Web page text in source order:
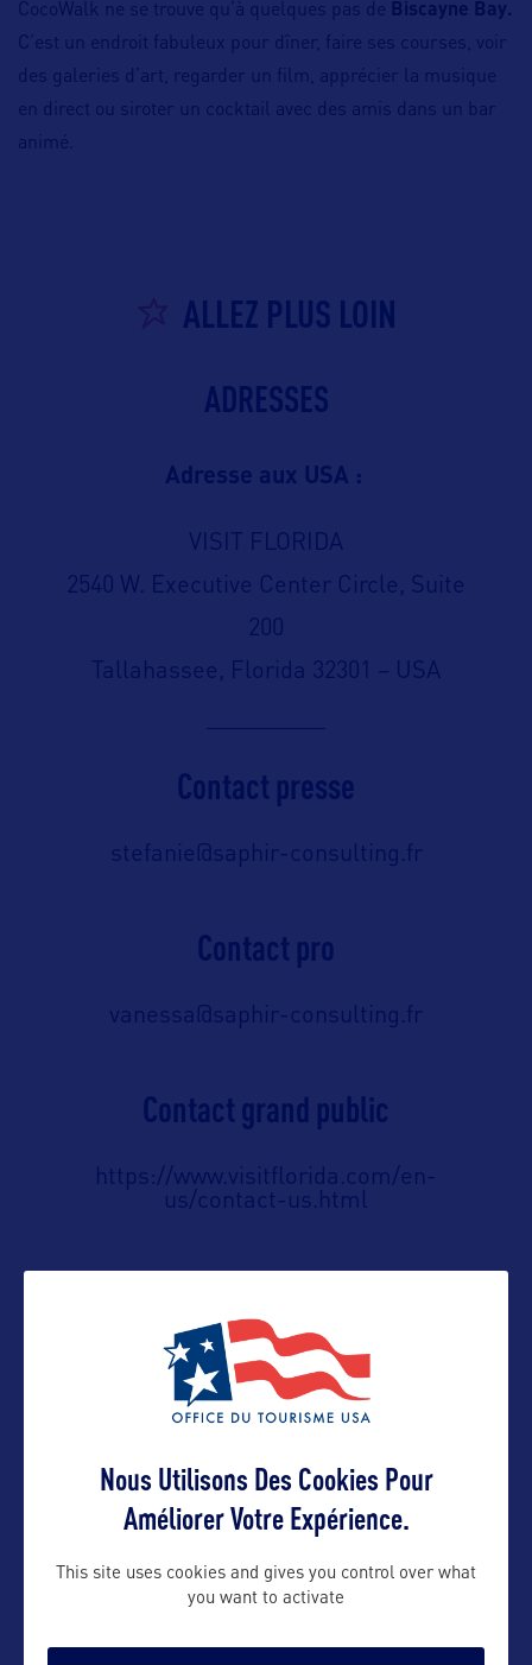
CocoWalk ne se trouve qu’à quelques pas de Biscayne Bay.
C’est un endroit fabuleux pour dîner, faire ses courses, voir
des galeries d’art, regarder un film, apprécier la musique
en direct ou siroter un cocktail avec des amis dans un bar
animé.
ALLEZ PLUS LOIN
ADRESSES
Adresse aux USA :
VISIT FLORIDA
2540 W. Executive Center Circle, Suite
200
Tallahassee, Florida 32301 – USA
Contact presse
stefanie@saphir-consulting.fr
Contact pro
vanessa@saphir-consulting.fr
Contact grand public
https://www.visitflorida.com/en-
us/contact-us.html
VOIR LE SITE
Nous Utilisons Des Cookies Pour
Améliorer Votre Expérience.
This site uses cookies and gives you control over what
you want to activate